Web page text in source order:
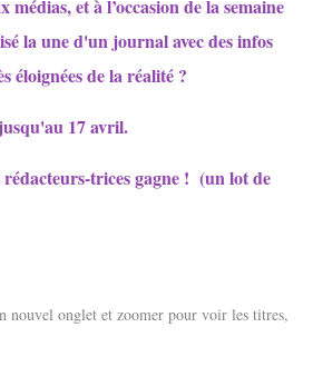
médias, et à l’occasion de la semaine
la une d'un journal avec des infos
éloignées de la réalité ?
17 avril.
trices gagne ! (un lot de
nouvel onglet et zoomer pour voir les titres,